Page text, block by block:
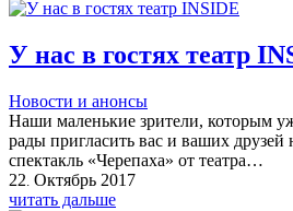
У нас в гостях театр
Новости и анонсы
Наши маленькие зрители, которым
рады пригласить вас и ваших друзей
спектакль «Черепаха» от театра…
22. Октябрь 2017
читать дальше